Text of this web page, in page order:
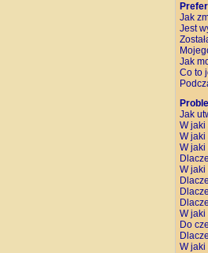
Jak
Jest
Jak
Co to
Jak
W jaki
W
W jaki
W
W jaki
Do
W jaki